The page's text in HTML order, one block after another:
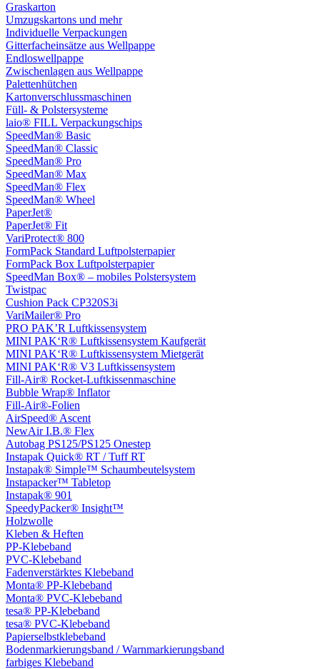
Graskarton
Umzugskartons und mehr
Individuelle Verpackungen
Gitterfacheinsätze aus Wellpappe
Endloswellpappe
Zwischenlagen aus Wellpappe
Palettenhütchen
Kartonverschlussmaschinen
Füll- & Polstersysteme
laio® FILL Verpackungschips
SpeedMan® Basic
SpeedMan® Classic
SpeedMan® Pro
SpeedMan® Max
SpeedMan® Flex
SpeedMan® Wheel
PaperJet®
PaperJet® Fit
VariProtect® 800
FormPack Standard Luftpolsterpapier
FormPack Box Luftpolsterpapier
SpeedMan Box® – mobiles Polstersystem
Twistpac
Cushion Pack CP320S3i
VariMailer® Pro
PRO PAK’R Luftkissensystem
MINI PAK‘R® Luftkissensystem Kaufgerät
MINI PAK‘R® Luftkissensystem Mietgerät
MINI PAK‘R® V3 Luftkissensystem
Fill-Air® Rocket-Luftkissenmaschine
Bubble Wrap® Inflator
Fill-Air®-Folien
AirSpeed® Ascent
NewAir I.B.® Flex
Autobag PS125/PS125 Onestep
Instapak Quick® RT / Tuff RT
Instapak® Simple™ Schaumbeutelsystem
Instapacker™ Tabletop
Instapak® 901
SpeedyPacker® Insight™
Holzwolle
Kleben & Heften
PP-Klebeband
PVC-Klebeband
Fadenverstärktes Klebeband
Monta® PP-Klebeband
Monta® PVC-Klebeband
tesa® PP-Klebeband
tesa® PVC-Klebeband
Papierselbstklebeband
Bodenmarkierungsband / Warnmarkierungsband
farbiges Klebeband